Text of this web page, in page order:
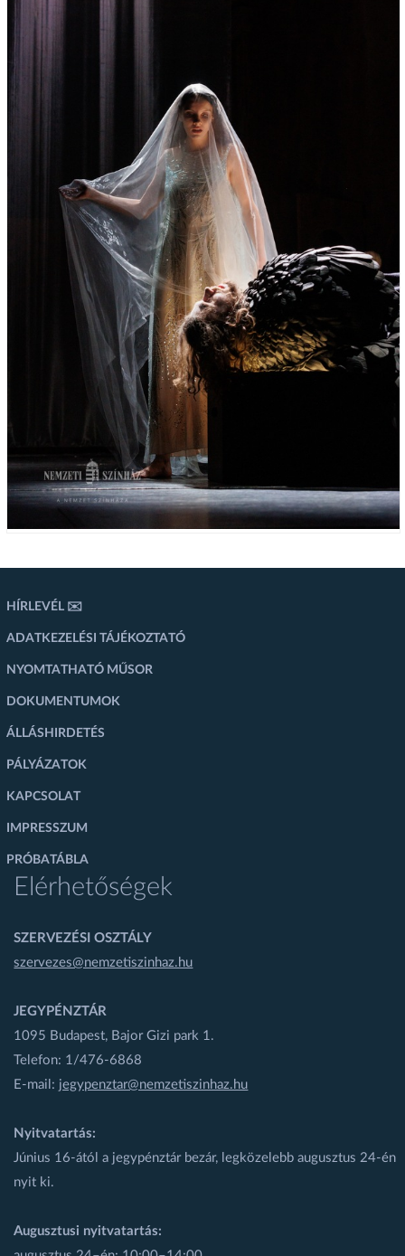
HÍRLEVÉL ✉️
ADATKEZELÉSI TÁJÉKOZTATÓ
NYOMTATHATÓ MŰSOR
DOKUMENTUMOK
ÁLLÁSHIRDETÉS
PÁLYÁZATOK
KAPCSOLAT
IMPRESSZUM
PRÓBATÁBLA
Elérhetőségek
SZERVEZÉSI OSZTÁLY
szervezes@nemzetiszinhaz.hu
JEGYPÉNZTÁR
1095 Budapest, Bajor Gizi park 1.
Telefon: 1/476-6868
E-mail: jegypenztar@nemzetiszinhaz.hu
Nyitvatartás:
Június 16-ától a jegypénztár bezár, legközelebb augusztus 24-én
nyit ki.
Augusztusi nyitvatartás: